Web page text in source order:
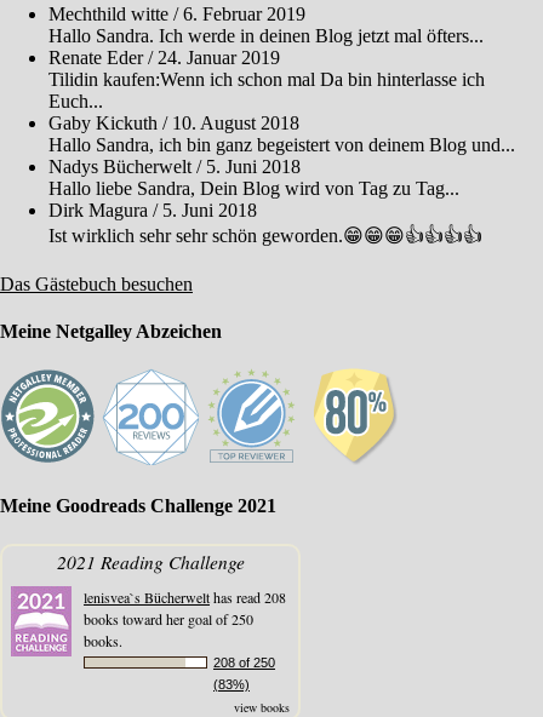
Mechthild witte /6. Februar 2019
Hallo Sandra. Ich werde in deinen Blog jetzt mal öfters...
Renate Eder/ 24. Januar 2019
Tilidin kaufen:Wenn ich schon mal Da bin hinterlasse ich
Euch...
Gaby Kickuth / 10. August 2018
Hallo Sandra, ich bin ganz begeistert von deinem Blog und...
Nadys Bücherwelt / 5. Juni 2018
Hallo liebe Sandra, Dein Blog wird von Tag zu Tag...
Dirk Magura / 5. Juni 2018
Ist wirklich sehr sehr schön geworden.😁😁😁👍👍👍👍
Das Gästebuch besuchen
Meine Netgalley Abzeichen
Meine Goodreads Challenge 2021
2021 Reading Challenge
lenisvea`s Bücherwelthas read 208
books toward her goal of 250
books.
208 of 250
(83%)
view books